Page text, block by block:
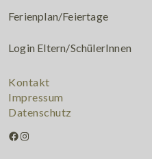
Ferienplan/Feiertage
Login Eltern/SchülerInnen
Kontakt
Impressum
Datenschutz
Facebook Instagram